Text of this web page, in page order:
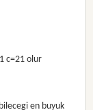
c=21 olur
en buyuk